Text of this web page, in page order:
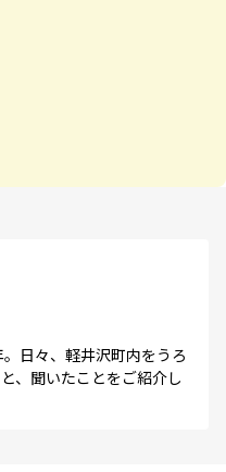
日々、軽井沢町内をうろ
、聞いたことをご紹介し